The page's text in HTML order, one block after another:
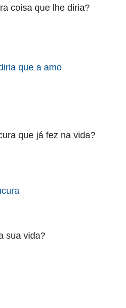
coisa que lhe diria?
que a amo
que já fez na vida?
sua vida?